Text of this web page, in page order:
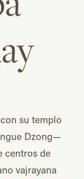
su templo
Dzong—
centros de
vajrayana